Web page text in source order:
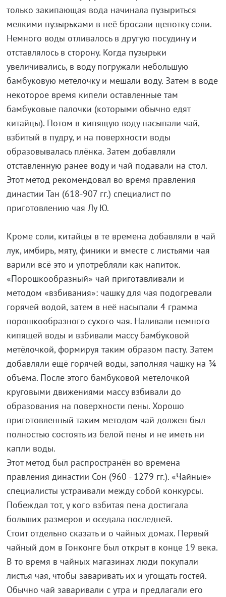
только закипающая вода начинала пузыриться
мелкими пузырьками в неё бросали щепотку соли.
Немного воды отливалось в другую посудину и
отставлялось в сторону. Когда пузырьки
увеличивались, в воду погружали небольшую
бамбуковую метёлочку и мешали воду. Затем в воде
некоторое время кипели оставленные там
бамбуковые палочки (которыми обычно едят
китайцы). Потом в кипящую воду насыпали чай,
взбитый в пудру, и на поверхности воды
образовывалась плёнка. Затем добавляли
отставленную ранее воду и чай подавали на стол.
Этот метод рекомендовал во время правления
династии Тан (618-907 гг.) специалист по
приготовлению чая Лу Ю.
Кроме соли, китайцы в те времена добавляли в чай
лук, имбирь, мяту, финики и вместе с листьями чая
варили всё это и употребляли как напиток.
«Порошкообразный» чай приготавливали и
методом «взбивания»: чашку для чая подогревали
горячей водой, затем в неё насыпали 4 грамма
порошкообразного сухого чая. Наливали немного
кипящей воды и взбивали массу бамбуковой
метёлочкой, формируя таким образом пасту. Затем
добавляли ещё горячей воды, заполняя чашку на ¾
объёма. После этого бамбуковой метёлочкой
круговыми движениями массу взбивали до
образования на поверхности пены. Хорошо
приготовленный таким методом чай должен был
полностью состоять из белой пены и не иметь ни
капли воды.
Этот метод был распространён во времена
правления династии Сон (960 - 1279 гг.). «Чайные»
специалисты устраивали между собой конкурсы.
Побеждал тот, у кого взбитая пена достигала
больших размеров и оседала последней.
Стоит отдельно сказать и о чайных домах. Первый
чайный дом в Гонконге был открыт в конце 19 века.
В то время в чайных магазинах люди покупали
листья чая, чтобы заваривать их и угощать гостей.
Обычно чай заваривали с утра и предлагали его